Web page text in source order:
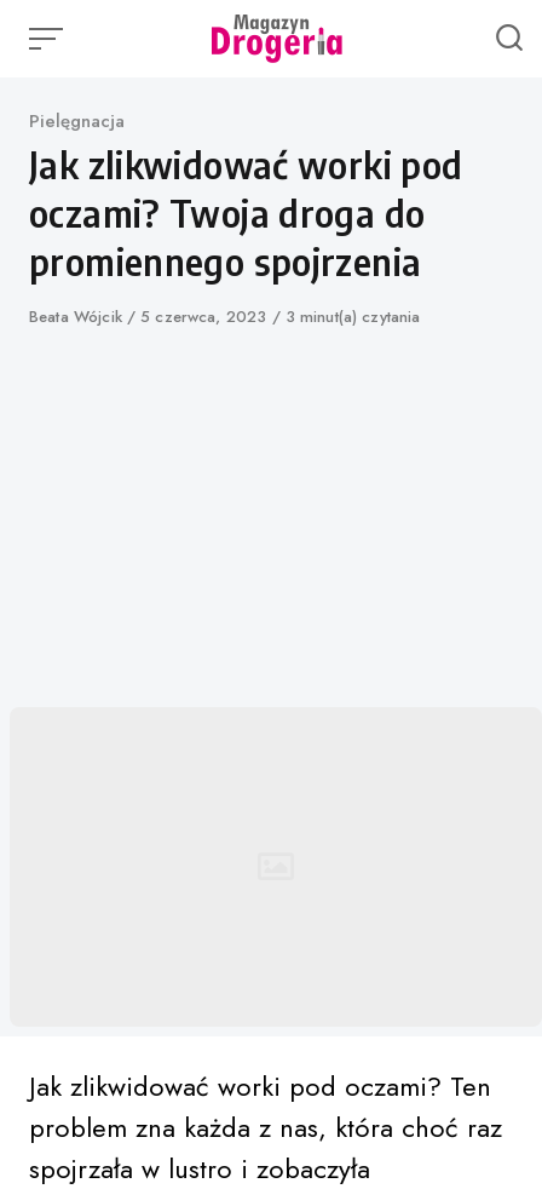
Category
Pielęgnacja
Jak zlikwidować worki pod
oczami? Twoja droga do
promiennego spojrzenia
Author
Beata Wójcik
Published
5 czerwca, 2023 3 minut(a) czytania
Jak zlikwidować worki pod oczami? Ten
problem zna każda z nas, która choć raz
spojrzała w lustro i zobaczyła